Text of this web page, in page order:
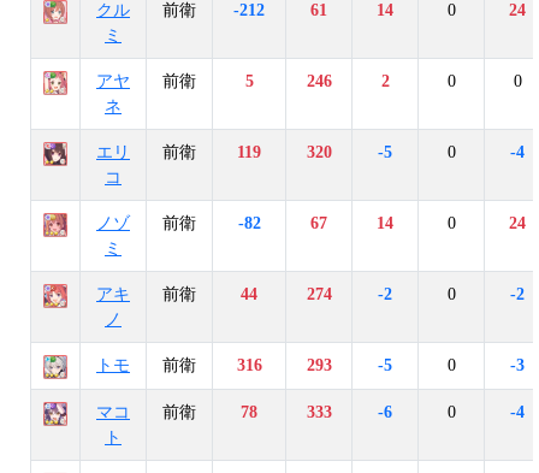
クル
ミ
前衛 -212 61 14 0 24
アヤ
ネ
前衛 5 246 2 0 0
エリ
コ
前衛 119 320 -5 0 -4
ノゾ
ミ
前衛 -82 67 14 0 24
アキ
ノ
前衛 44 274 -2 0 -2
トモ 前衛 316 293 -5 0 -3
マコ
ト
前衛 78 333 -6 0 -4